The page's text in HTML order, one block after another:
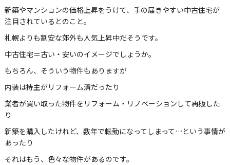
新築やマンションの価格上昇をうけて、手の届きやすい中古住宅が
注目されているとのこと。
札幌よりも割安な郊外も人気上昇中だそうです。
中古住宅＝古い・安いのイメージでしょうか。
もちろん、そういう物件もありますが
内装は持主がリフォーム済だったり
業者が買い取った物件をリフォーム・リノベーションして再販した
り
新築を購入したけれど、数年で転勤になってしまって…という事情が
あったり
それはもう、色々な物件があるのです。